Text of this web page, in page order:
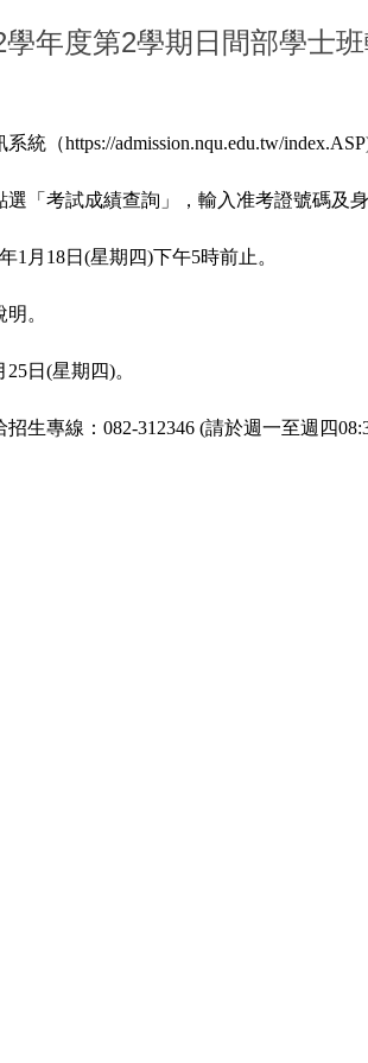
年度第2學期日間部學士
統（https://admission.nqu.edu.tw/
「考試成績查詢」，輸入准考證號碼及
1月18日(星期四)下午5時前止。
。
日(星期四)。
生專線：082-312346 (請於週一至週四